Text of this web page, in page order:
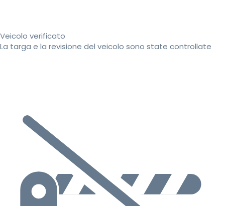
Veicolo verificato
La targa e la revisione del veicolo sono state controllate